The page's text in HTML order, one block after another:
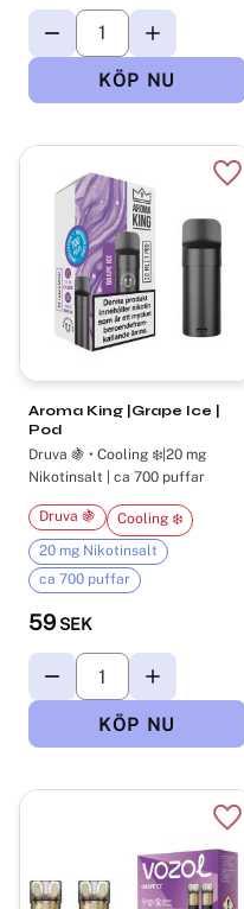
Aroma King |Grape Ice |
Pod
Druva 🍇 • Cooling ❄️|20 mg
Nikotinsalt | ca 700 puffar
59 SEK
Druva 🍇
Cooling ❄️
20 mg Nikotinsalt
ca 700 puffar